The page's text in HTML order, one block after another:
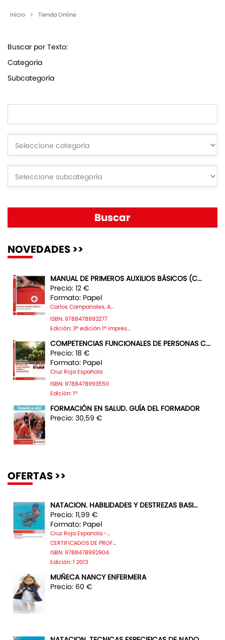
Inicio > Tienda Online
Buscar por Texto:
Categoría
Subcategoría
NOVEDADES >>
MANUAL DE PRIMEROS AUXILIOS BÁSICOS (C...
Precio: 12 €
Formato: Papel
Carlos Campanales, A...
ISBN: 9788478993277
Edición: 3ª edición 1ª impres...
COMPETENCIAS FUNCIONALES DE PERSONAS C...
Precio: 18 €
Formato: Papel
Cruz Roja Española
ISBN: 9788478993550
Edición: 1ª
FORMACIÓN EN SALUD. GUÍA DEL FORMADOR
Precio: 30,59 €
OFERTAS >>
NATACION. HABILIDADES Y DESTREZAS BASI...
Precio: 11,99 €
Formato: Papel
Cruz Roja Espanola -...
CERTIFICADOS DE PROF...
ISBN: 9788478992904
Edición: 1 2013
MUÑECA NANCY ENFERMERA
Precio: 60 €